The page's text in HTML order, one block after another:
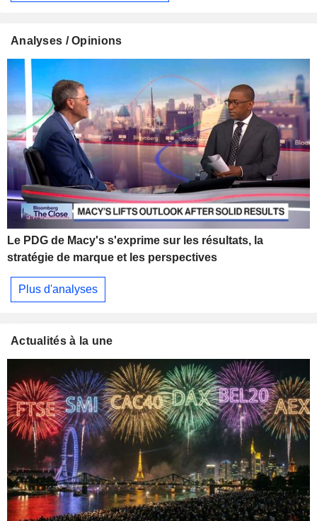
Analyses / Opinions
Le PDG de Macy's s'exprime sur les résultats, la
stratégie de marque et les perspectives
Plus d'analyses
Actualités à la une